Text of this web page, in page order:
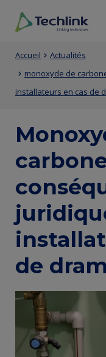
principal
Contenu
de
la
principale
Entity
view
(Content)
Fil
d'Ariane
Accueil
Actualités
monoxyde de
installateurs en cas de
de